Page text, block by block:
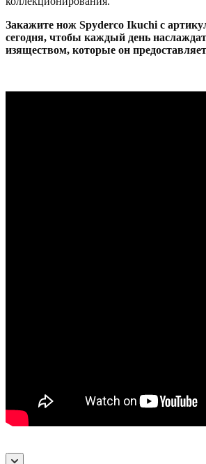
Закажите нож Spyderco Ikuchi с
сегодня, чтобы каждый день
изяществом, которые он